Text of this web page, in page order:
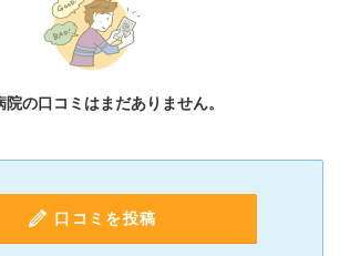
院の口コミはまだありません。
口コミを投稿